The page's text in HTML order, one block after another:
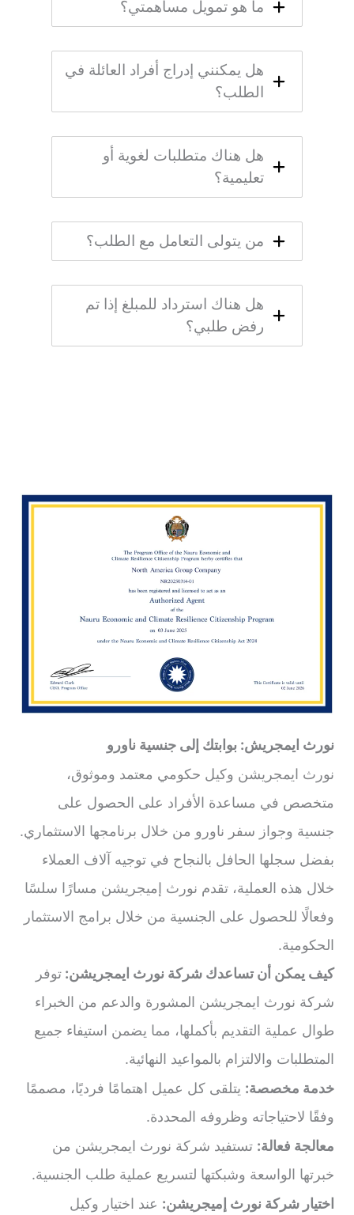
ما هو تمويل مساهمتي؟
هل يمكنني إدراج أفراد العائلة في
الطلب؟
هل هناك متطلبات لغوية أو
تعليمية؟
من يتولى التعامل مع الطلب؟
هل هناك استرداد للمبلغ إذا تم
رفض طلبي؟
نورث ايمجريش: بوابتك إلى جنسية ناورو
نورث ايمجريشن وكيل حكومي معتمد وموثوق،
متخصص في مساعدة الأفراد على الحصول على
جنسية وجواز سفر ناورو من خلال برنامجها الاستثماري.
بفضل سجلها الحافل بالنجاح في توجيه آلاف العملاء
خلال هذه العملية، تقدم نورث إميجريشن مسارًا سلسًا
وفعالًا للحصول على الجنسية من خلال برامج الاستثمار
الحكومية.
كيف يمكن أن تساعدك شركة نورث ايمجريشن: توفر
شركة نورث ايمجريشن المشورة والدعم من الخبراء
طوال عملية التقديم بأكملها، مما يضمن استيفاء جميع
المتطلبات والالتزام بالمواعيد النهائية.
خدمة مخصصة: يتلقى كل عميل اهتمامًا فرديًا، مصممًا
وفقًا لاحتياجاته وظروفه المحددة.
معالجة فعالة: تستفيد شركة نورث ايمجريشن من
خبرتها الواسعة وشبكتها لتسريع عملية طلب الجنسية.
اختيار شركة نورث إميجريشن: عند اختيار وكيل